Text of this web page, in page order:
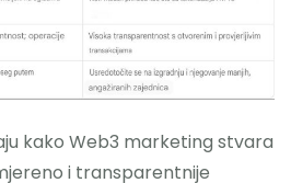
kako Web3 marketing stvara
i transparentnije